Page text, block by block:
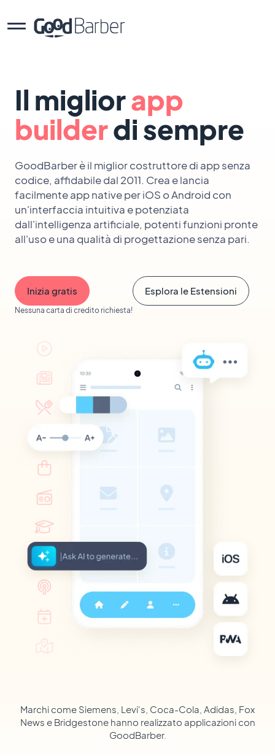
Il migliorapp
builderdi sempre
GoodBarber è il miglior costruttore di app senza
codice, affidabile dal 2011. Crea e lancia
facilmente app native per iOS o Android con
un'interfaccia intuitiva e potenziata
dall'intelligenza artificiale, potenti funzioni pronte
all'uso e una qualità di progettazione senza pari.
Inizia gratis
Nessuna carta di credito richiesta!
Esplora le Estensioni
Marchi come Siemens, Levi's, Coca-Cola, Adidas, Fox
News e Bridgestone hanno realizzato applicazioni con
GoodBarber.